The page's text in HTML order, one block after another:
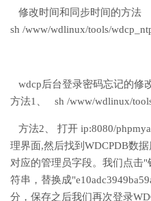
修改时间和同步时间的方法
sh /www/wdlinux/tools/
wdcp后台登录密码忘记的修
方法1、 sh /www/wdlinux/
方法2、 打开 ip:8080/
理界面,然后找到WDCPDB数
对应的管理员字段。我们点击"
符串，替换成
分，保存之后我们再次登录